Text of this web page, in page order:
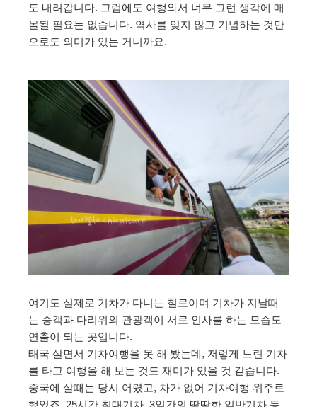
도 내려갑니다. 그럼에도 여행와서 너무 그런 생각에 매
몰될 필요는 없습니다. 역사를 잊지 않고 기념하는 것만
으로도 의미가 있는 거니까요.
여기도 실제로 기차가 다니는 철로이며 기차가 지날때
는 승객과 다리위의 관광객이 서로 인사를 하는 모습도
연출이 되는 곳입니다.
태국 살면서 기차여행을 못 해 봤는데, 저렇게 느린 기차
를 타고 여행을 해 보는 것도 재미가 있을 것 같습니다.
중국에 살때는 당시 어렸고, 차가 없어 기차여행 위주로